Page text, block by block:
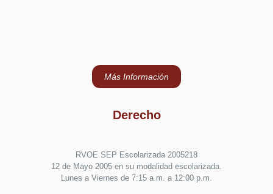
Más Información
Derecho
RVOE SEP Escolarizada 2005218
12 de Mayo 2005 en su modalidad escolarizada.
Lunes a Viernes de 7:15 a.m. a 12:00 p.m.